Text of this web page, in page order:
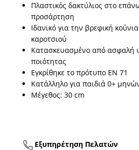
Πλαστικός δακτύλιος στο
προσάρτηση
Ιδανικό για την βρεφική
καροτσιού
Κατασκευασμένο από ασφαλή
ποιότητας
Εγκρίθηκε το πρότυπο EN 71
Κατάλληλο για παιδιά 0+
Μέγεθος: 30 cm
Εξυπηρέτηση Πελατών